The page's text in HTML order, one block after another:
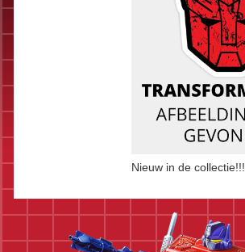
Nieuw in de collectie!!!